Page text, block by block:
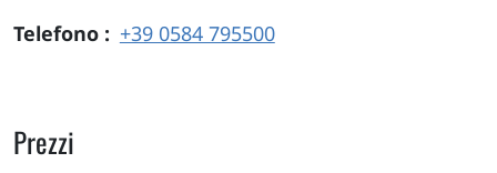
Telefono
+39 0584 795500
Prezzi